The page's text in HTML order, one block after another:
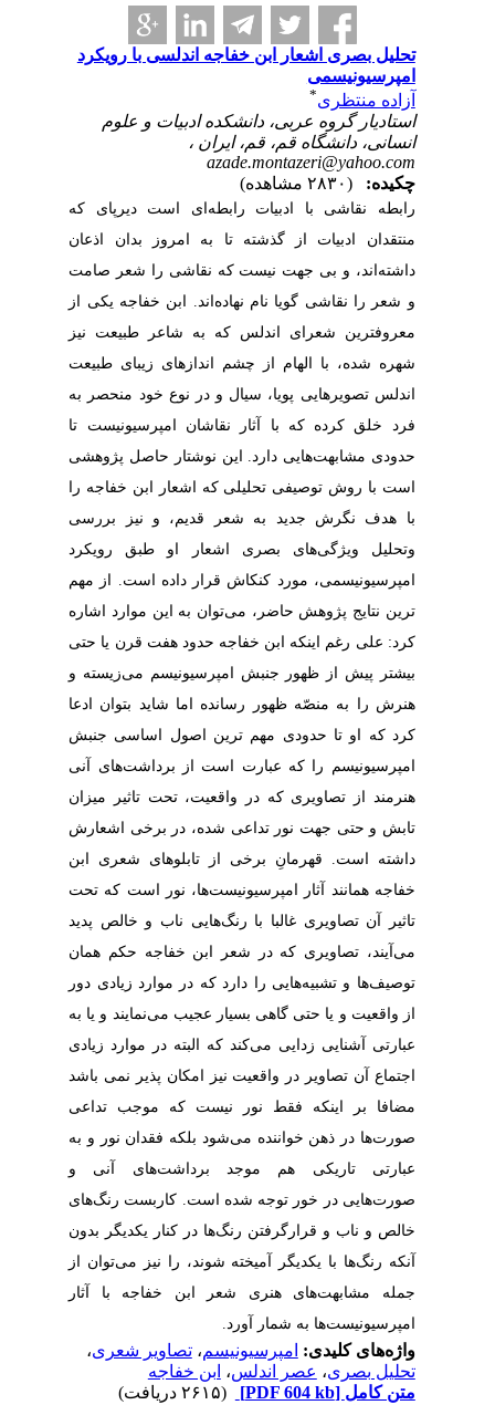
تحلیل بصری اشعار ابن خفاجه اندلسی با رویکرد
امپرسیونیسمی
آزاده منتظری*
استادیار گروه عربی، دانشکده ادبیات و علوم
انسانی، دانشگاه قم، قم، ایران ،
azade.montazeri@yahoo.com
چکیده:
رابطه نقاشی با ادبیات رابطه‌ای است دیرپای که
منتقدان ادبیات از گذشته تا به امروز بدان اذعان
داشته‌اند، و بی جهت نیست که نقاشی را شعر صامت
شعر را نقاشی گویا نام نهاده‌اند. ابن خفاجه یکی از
معروفترین شعرای اندلس که به شاعر طبیعت نیز
شهره شده، با الهام از چشم اندازهای زیبای طبیعت
اندلس تصویرهایی پویا، سیال و در نوع خود منحصر به
فرد خلق کرده که با آثار نقاشان امپرسیونیست تا
حدودی مشابهت‌هایی دارد.این نوشتار حاصل پژوهشی
است با روش توصیفی تحلیلی که اشعار ابن خفاجه را
با هدف نگرش جدید به شعر قدیم، و نیز بررسی
وتحلیل ویژگی‌های بصری اشعار او طبق رویکرد
امپرسیونیسمی، مورد کنکاش قرار داده است.از مهم
ترین نتایج پژوهش حاضر، می‌توان به این موارد اشاره
کرد: علی رغم اینکه ابن خفاجه حدود هفت قرن یا حتی
بیشتر پیش از ظهور جنبش امپرسیونیسم می‌زیسته و
هنرش را به منصّه ظهور رسانده اما شاید بتوان ادعا
کرد که او تا حدودی مهم ترین اصول اساسی جنبش
امپرسیونیسم را که عبارت است از برداشت‌های آنی
هنرمند از تصاویری که در واقعیت، تحت تاثیر میزان
تابش و حتی جهت نور تداعی شده، در برخی اشعارش
داشته است. قهرمانِ برخی از تابلوهای شعری ابن
خفاجه همانند آثار امپرسیونیست‌ها، نور است که تحت
تاثیر آن تصاویری غالبا با رنگ‌هایی ناب و خالص پدید
می‌آیند، تصاویری که در شعر ابن خفاجه حکم همان
توصیف‌ها و تشبیه‌هایی را دارد که در موارد زیادی دور
از واقعیت و یا حتی گاهی بسیار عجیب می‌نمایند و یا به
عبارتی آشنایی زدایی می‌کند که البته در موارد زیادی
اجتماع آن تصاویر در واقعیت نیز امکان پذیر نمی باشد
مضافا بر اینکه فقط نور نیست که موجب تداعی
صورت‌ها در ذهن خواننده می‌شود بلکه فقدان نور و به
عبارتی تاریکی هم موجد برداشت‌های آنی و
صورت‌هایی در خور توجه شده است. کاربست رنگ‌های
خالص و ناب و قرارگرفتن رنگ‌ها در کنار یکدیگر بدون
آنکه رنگ‌ها با یکدیگر آمیخته شوند، را نیز می‌توان از
جمله مشابهت‌های هنری شعر ابن خفاجه با آثار
امپرسیونیست‌ها به شمار آورد.
واژه‌های کلیدی:امپرسیونیسم،تصاویر شعری،
تحلیل بصری،عصر اندلس،ابن خفاجه
متن کامل[PDF 604 kb]